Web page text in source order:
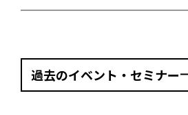
過去のイベント・セミナー